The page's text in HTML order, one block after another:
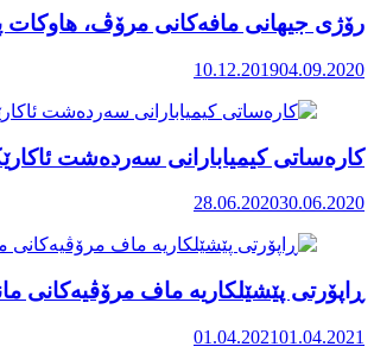
رۆژی جیهانی مافەکانی مرۆڤ، هاوکات
10.12.201904.09.2020
کارەساتی کیمیابارانی سەردەشت
28.06.202030.06.2020
ڕاپۆرتی پێشێلکاریە ماف مرۆڤیەکانی مانگی مارسی ٢٠٢١
01.04.202101.04.2021